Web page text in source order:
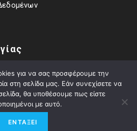
rights reserved | Γραφείο
για να σας προσφέρουμε την
στη σελίδα μας. Εάν συνεχίσετε να
θα υποθέσουμε πως είστε
με αυτό.
ΕΝΤΆΞΕΙ